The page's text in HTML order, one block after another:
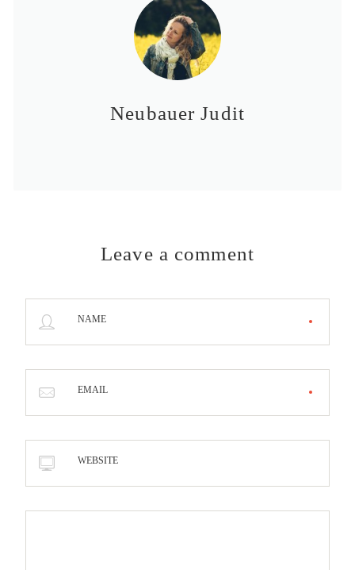
Neubauer Judit
Leave a comment
NAME
EMAIL
WEBSITE